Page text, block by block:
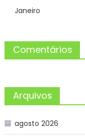
Janeiro
Comentários
Arquivos
agosto 2026